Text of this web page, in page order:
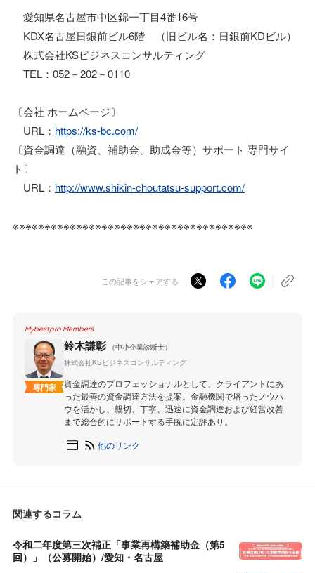
愛知県名古屋市中区錦一丁目4番16号
KDX名古屋日銀前ビル6階 （旧ビル名：日銀前KDビル）
株式会社KSビジネスコンサルティング
TEL：052－202－0110
〔会社 ホームページ〕
URL： https://ks-bc.com/
〔資金調達（融資、補助金、助成金等）サポート 専門サイ
ト〕
URL： http://www.shikin-choutatsu-support.com/
※※※※※※※※※※※※※※※※※※※※※※※※※※※※※※※※※※※※※※
この記事をシェアする
Mybestpro Members
専門家
鈴木謙彰
（中小企業診断士）
株式会社KSビジネスコンサルティング
資金調達のプロフェッショナルとして、クライアントにあ
った最善の資金調達方法を提案。金融機関で培ったノウハ
ウを活かし、親切、丁寧、迅速に資金調達および経営改善
まで総合的にサポートする手腕に定評あり。
他のリンク
関連するコラム
令和二年度第三次補正「事業再構築補助金（第5
回）」（公募開始）/愛知・名古屋